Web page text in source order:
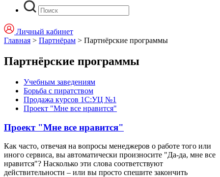
Личный кабинет
Главная > Партнёрам > Партнёрские программы
Партнёрские программы
Учебным заведениям
Борьба с пиратством
Продажа курсов 1С:УЦ №1
Проект "Мне все нравится"
Проект "Мне все нравится"
Как часто, отвечая на вопросы менеджеров о работе того или
иного сервиса, вы автоматически произносите "Да-да, мне все
нравится"? Насколько эти слова соответствуют
действительности – или вы просто спешите закончить